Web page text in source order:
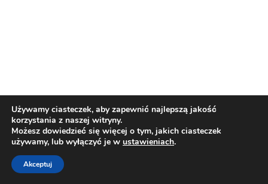
Używamy ciasteczek, aby zapewnić najlepszą jakość
korzystania z naszej witryny.
Możesz dowiedzieć się więcej o tym, jakich ciasteczek
używamy, lub wyłączyć je w ustawieniach.
Akceptuj